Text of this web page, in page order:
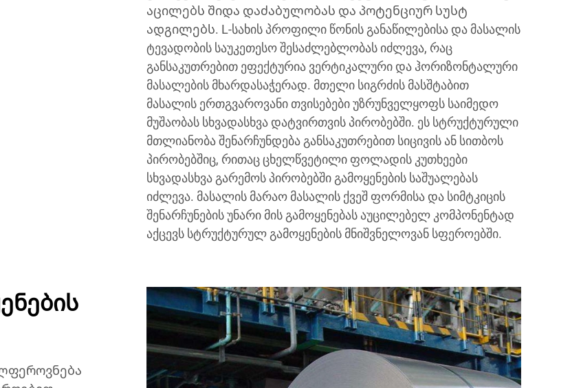
აცილებს შიდა დაძაბულობას და პოტენციურ სუსტ
ადგილებს. L-სახის პროფილი წონის განაწილებისა და მასალის
ტევადობის საუკეთესო შესაძლებლობას იძლევა, რაც
განსაკუთრებით ეფექტურია ვერტიკალური და ჰორიზონტალური
მასალების მხარდასაჭერად. მთელი სიგრძის მასშტაბით
მასალის ერთგვაროვანი თვისებები უზრუნველყოფს საიმედო
მუშაობას სხვადასხვა დატვირთვის პირობებში. ეს სტრუქტურული
მთლიანობა შენარჩუნდება განსაკუთრებით სიცივის ან სითბოს
პირობებშიც, რითაც ცხელწვეტილი ფოლადის კუთხეები
სხვადასხვა გარემოს პირობებში გამოყენების საშუალებას
იძლევა. მასალის მარაო მასალის ქვეშ ფორმისა და სიმტკიცის
შენარჩუნების უნარი მის გამოყენებას აუცილებელ კომპონენტად
აქცევს სტრუქტურულ გამოყენების მნიშვნელოვან სფეროებში.